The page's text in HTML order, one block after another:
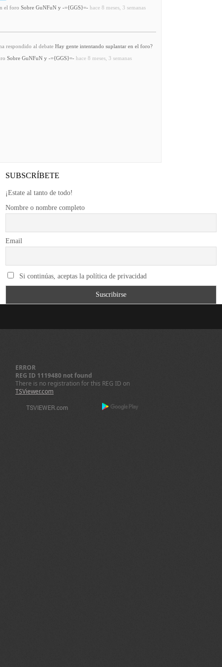
el foro Sobre GuNFuN y -={GGS}=- hace 8 meses, 3 semanas
respondido al debate Hay gente intentando suplantar en el foro?
Sobre GuNFuN y -={GGS}=- hace 8 meses, 3 semanas
SUBSCRÍBETE
¡Estate al tanto de todo!
Nombre o nombre completo
Email
Si continúas, aceptas la política de privacidad
ERROR
REG ID 1119480 not found
There is no registration for this REG ID on
TSViewer.com